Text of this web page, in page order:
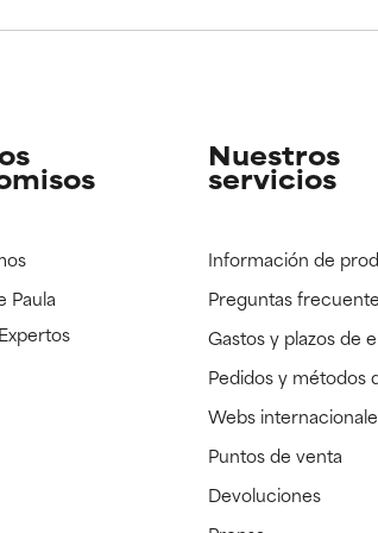
científica disponible pendiente de
científica disponible pendiente de
Paula
Nuestros
servicios
Información de
Preguntas
Gastos y plazos de
Pedidos y métodos
Webs
Puntos de venta
Devoluciones